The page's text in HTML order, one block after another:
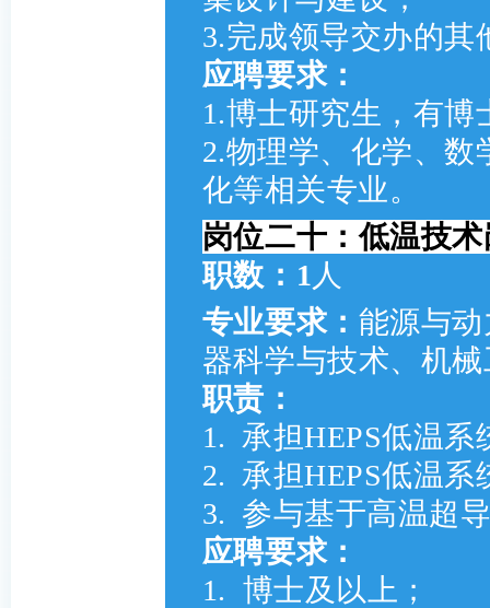
3.完成领导交办的其
应聘要求：
1.博士研究生，有博
2.物理学、化学、
化等相关专业。
岗位二十：低温技
职数：1 人
专业要求： 能源与
器科学与技术、机
职责：
1. 承担HEPS低温
2. 承担HEPS低温
3. 参与基于高温超
应聘要求：
1. 博士及以上；